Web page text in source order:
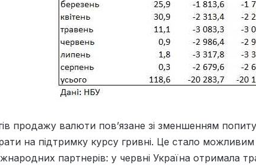
продажу валюти пов’язане зі зменшенням
на підтримку курсу гривні. Це стало можливим
партнерів: у червні Україна отримала